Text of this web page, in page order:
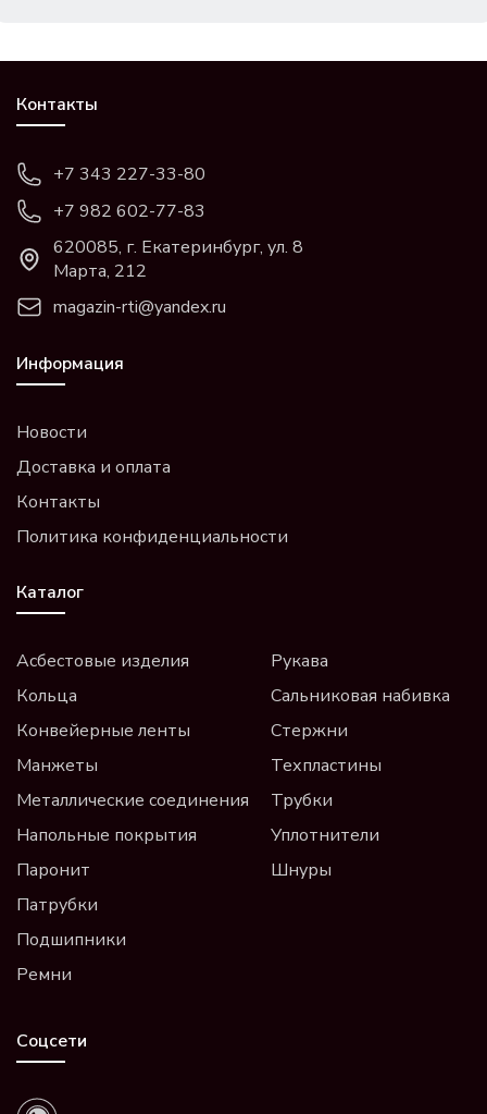
Контакты
+7 343 227-33-80
+7 982 602-77-83
620085, г. Екатеринбург, ул. 8
Марта, 212
magazin-rti@yandex.ru
Информация
Новости
Доставка и оплата
Контакты
Политика конфиденциальности
Каталог
Асбестовые изделия
Кольца
Конвейерные ленты
Манжеты
Металлические соединения
Напольные покрытия
Паронит
Патрубки
Подшипники
Ремни
Рукава
Сальниковая набивка
Стержни
Техпластины
Трубки
Уплотнители
Шнуры
Соцсети